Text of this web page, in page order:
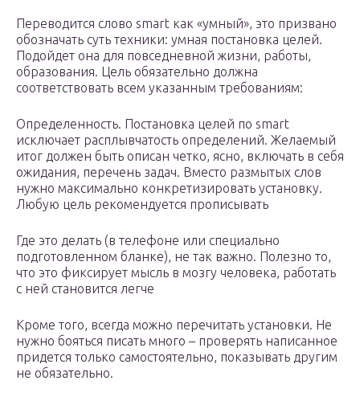
Переводится слово smart как «умный», это призвано
обозначать суть техники: умная постановка целей.
Подойдет она для повседневной жизни, работы,
образования. Цель обязательно должна
соответствовать всем указанным требованиям:
Определенность. Постановка целей по smart
исключает расплывчатость определений. Желаемый
итог должен быть описан четко, ясно, включать в себя
ожидания, перечень задач. Вместо размытых слов
нужно максимально конкретизировать установку.
Любую цель рекомендуется прописывать
Где это делать (в телефоне или специально
подготовленном бланке), не так важно. Полезно то,
что это фиксирует мысль в мозгу человека, работать
с ней становится легче
Кроме того, всегда можно перечитать установки. Не
нужно бояться писать много – проверять написанное
придется только самостоятельно, показывать другим
не обязательно.